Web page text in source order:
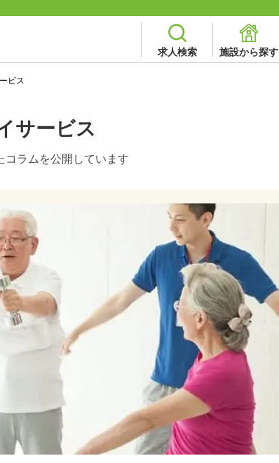
求人検索 施設から探す
ビス
サービス
コラムを公開しています